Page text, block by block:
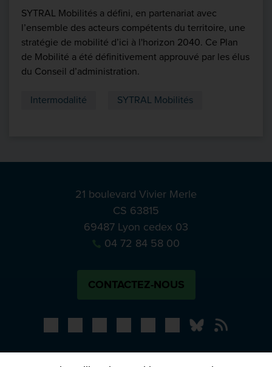
SYTRAL Mobilités a défini, en partenariat avec
l’ensemble des acteurs compétents du territoire, une
stratégie de mobilité d’ici à l'horizon 2040. Ce Plan
de Mobilité a été définitivement approuvé par les élus
du Conseil d’administration.
Intermodalité SYTRAL Mobilités
21 boulevard Vivier Merle
CS 63815
69487 Lyon cedex 03
04 72 84 58 00
CONTACTEZ-NOUS
BlueskyNotre